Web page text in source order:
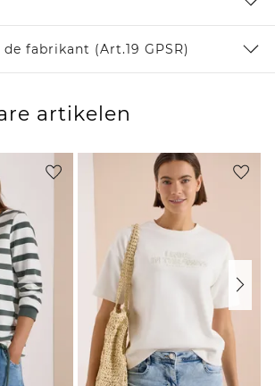
fabrikant (Art.19 GPSR)
artikelen